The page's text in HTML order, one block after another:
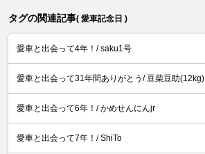
タグの関連記事( 愛車記念日 )
愛車と出会って4年！/ saku1号
愛車と出会って31年間ありがとう/ 豆柴豆助(12kg)
愛車と出会って6年！/ かめせんにんjr
愛車と出会って7年！/ ShiTo